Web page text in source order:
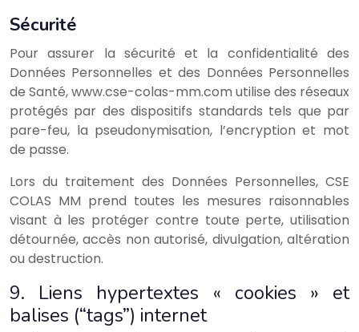
Sécurité
Pour assurer la sécurité et la confidentialité des
Données Personnelles et des Données Personnelles
de Santé, www.cse-colas-mm.com utilise des réseaux
protégés par des dispositifs standards tels que par
pare-feu, la pseudonymisation, l’encryption et mot
de passe.
Lors du traitement des Données Personnelles, CSE
COLAS MM prend toutes les mesures raisonnables
visant à les protéger contre toute perte, utilisation
détournée, accès non autorisé, divulgation, altération
ou destruction.
9. Liens hypertextes « cookies » et
balises (“tags”) internet